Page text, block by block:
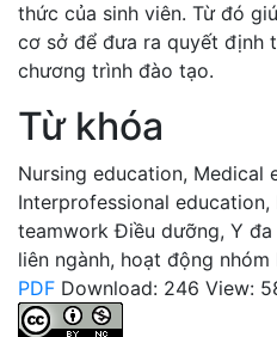
thức của sinh viên. Từ đó
cơ sở để đưa ra quyết định
chương trình đào tạo.
Từ khóa
Nursing education, Medical
Interprofessional education,
teamwork Điều dưỡng, Y đa
liên ngành, hoạt động nhóm
PDF Download: 246 View: